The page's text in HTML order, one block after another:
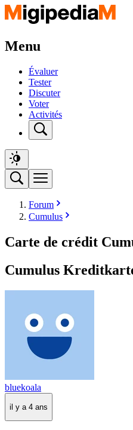
Menu
Évaluer
Tester
Discuter
Voter
Activités
Forum
Cumulus
Carte de crédit
Cumulus
bluekoala
il y a 4 ans